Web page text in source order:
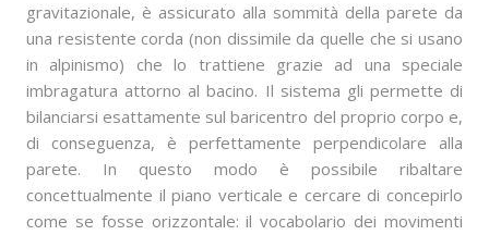
gravitazionale, è assicurato alla sommità della parete da
una resistente corda (non dissimile da quelle che si usano
in alpinismo) che lo trattiene grazie ad una speciale
imbragatura attorno al bacino. Il sistema gli permette di
bilanciarsi esattamente sul baricentro del proprio corpo e,
di conseguenza, è perfettamente perpendicolare alla
parete. In questo modo è possibile ribaltare
concettualmente il piano verticale e cercare di concepirlo
come se fosse orizzontale: il vocabolario dei movimenti